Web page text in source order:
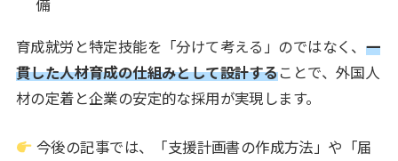
備
育成就労と特定技能を「分けて考える」のではなく、 一
貫した人材育成の仕組みとして設計することで、外国人
材の定着と企業の安定的な採用が実現します。
今後の記事では、「支援計画書の作成方法」や「届